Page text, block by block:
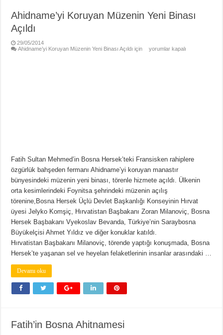
Ahidname’yi Koruyan Müzenin Yeni Binası
Açıldı
29/05/2014
Ahidname’yi Koruyan Müzenin Yeni Binası Açıldı için
yorumlar kapalı
Fatih Sultan Mehmed’in Bosna Hersek’teki Fransisken rahiplere
özgürlük bahşeden fermanı Ahidname’yi koruyan manastır
bünyesindeki müzenin yeni binası, törenle hizmete açıldı. Ülkenin
orta kesimlerindeki Foynitsa şehrindeki müzenin açılış
törenine,Bosna Hersek Üçlü Devlet Başkanlığı Konseyinin Hırvat
üyesi Jelyko Komşiç, Hırvatistan Başbakanı Zoran Milanoviç, Bosna
Hersek Başbakanı Vyekoslav Bevanda, Türkiye’nin Saraybosna
Büyükelçisi Ahmet Yıldız ve diğer konuklar katıldı.
Hırvatistan Başbakanı Milanoviç, törende yaptığı konuşmada, Bosna
Hersek’te yaşanan sel ve heyelan felaketlerinin insanlar arasındaki …
Devamı oku
Fatih’in Bosna Ahitnamesi